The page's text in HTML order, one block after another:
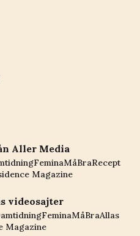
Aller Media
FeminaMåBraRecept
Magazine
videosajter
FeminaMåBraAllas
Magazine